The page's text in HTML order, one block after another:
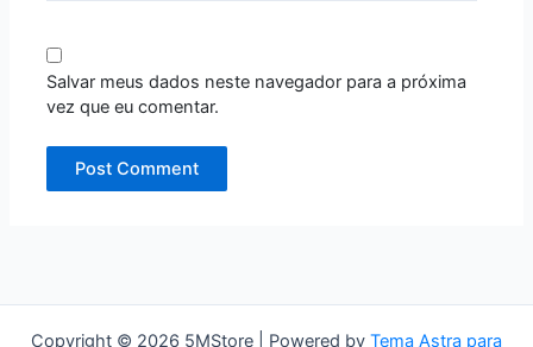
Salvar meus dados neste navegador para a próxima
vez que eu comentar.
Copyright © 2026 5MStore | Powered by Tema Astra para